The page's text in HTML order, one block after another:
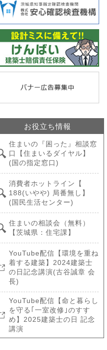
お役立ち情報
住まいの『困った』相談窓
口【住まいるダイヤル】
(国の指定窓口)
消費者ホットライン【
188(いやや) 局番無し】
(国民生活センター)
住まいの相談会（無料）
【茨城県：住宅課】
YouTube配信【環境を重ね
着する建築】2024建築士
の日記念講演(古谷誠章 会
長)
YouTube配信【命と暮らし
を守る｢一室改修｣のすす
め】2025建築士の日 記念
講演